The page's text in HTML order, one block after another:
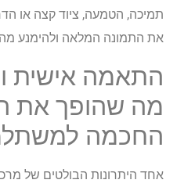
תמיכה, הטמעה, ציוד קצה או
את התמונה המלאה ולהימנע
התאמה אישית
מה שהופך את
החכמה
אחד היתרונות הבולטים של